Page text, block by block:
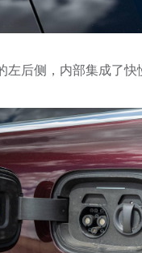
左后侧，内部集成了快